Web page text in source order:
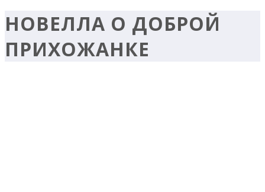
НОВЕЛЛА О ДОБРОЙ
ПРИХОЖАНКЕ